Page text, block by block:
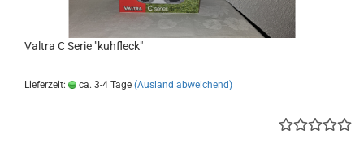
Valtra C Serie "kuhfleck"
Lieferzeit: ca. 3-4 Tage (Ausland abweichend)